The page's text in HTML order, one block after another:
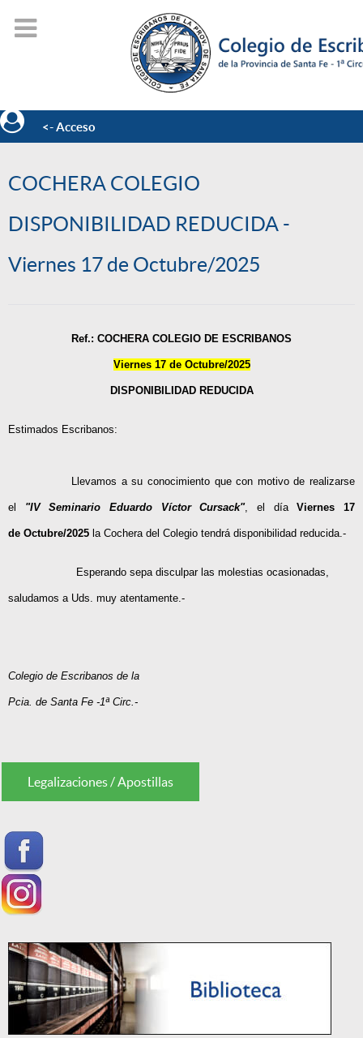
<- Acceso
COCHERA COLEGIO
DISPONIBILIDAD REDUCIDA -
Viernes 17 de Octubre/2025
Ref.: COCHERA COLEGIO DE ESCRIBANOS
Viernes 17 de Octubre/2025
DISPONIBILIDAD REDUCIDA
Estimados Escribanos:
Llevamos a su conocimiento que con motivo de realizarse
el "IV Seminario Eduardo Víctor Cursack", el díaViernes 17
de Octubre/2025 la Cochera del Colegio tendrá disponibilidad reducida.-
Esperando sepa disculpar las molestias ocasionadas,
saludamos a Uds. muy atentamente.-
Colegio de Escribanos de la
Pcia. de Santa Fe -1ª Circ.-